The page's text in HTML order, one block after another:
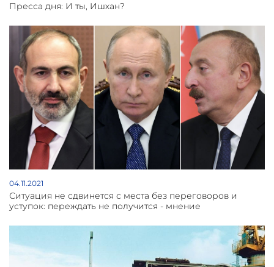
Пресса дня: И ты, Ишхан?
04.11.2021
Ситуация не сдвинется с места без переговоров и
уступок: переждать не получится - мнение